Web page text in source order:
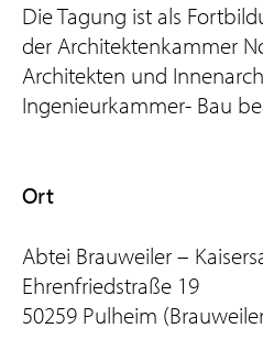
Die Tagung ist als
der Architektenkammer
Architekten und
Ingenieurkammer- Bau
Ort
Abtei Brauweiler –
Ehrenfriedstraße 19
50259 Pulheim